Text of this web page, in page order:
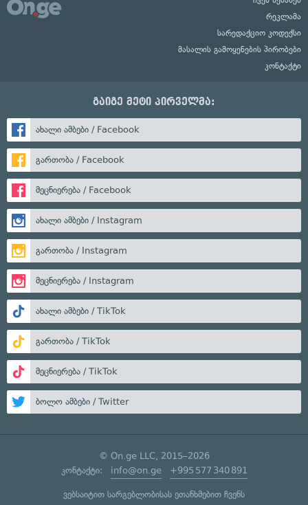
რეკლამა
სარედაქციო კოდექსი
მასალის გამოყენების პირობები
კონტაქტი
გაიგე მეტი პირველმა:
ახალი ამბები / Facebook
გართობა / Facebook
მეცნიერება / Facebook
ახალი ამბები / Instagram
გართობა / Instagram
მეცნიერება / Instagram
ახალი ამბები / TikTok
გართობა / TikTok
მეცნიერება / TikTok
ბოლო ამბები / Twitter
© On.ge LLC, 2015–2026
კონტაქტი: info@on.ge +995 577 340 891
ვებსაიტით სარგებლობისას ეთანხმებით ჩვენს